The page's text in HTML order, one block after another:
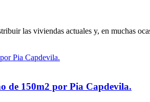
las viviendas actuales y, en muchas
de 150m2 por Pia Capdevila.